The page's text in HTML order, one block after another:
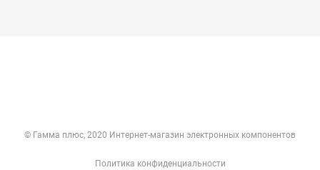
© Гамма плюс, 2020 Интернет-магазин электронных компонентов
Политика конфиденциальности